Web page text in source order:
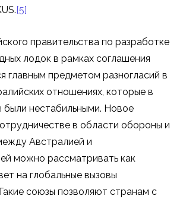
[5]
правительства по разработке
лодок в рамках соглашения
главным предметом разногласий в
отношениях, которые в
были нестабильными. Новое
в области обороны и
Австралией и
можно рассматривать как
на глобальные вызовы
союзы позволяют странам с